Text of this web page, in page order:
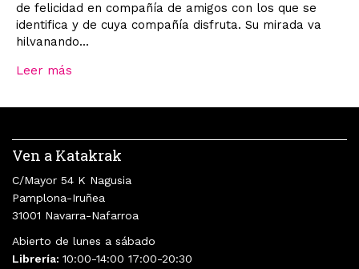
de felicidad en compañía de amigos con los que se
identifica y de cuya compañía disfruta. Su mirada va
hilvanando...
Leer más
Ven a Katakrak
C/Mayor 54 K Nagusia
Pamplona-Iruñea
31001 Navarra-Nafarroa
Abierto de lunes a sábado
Librería: 10:00-14:00 17:00-20:30